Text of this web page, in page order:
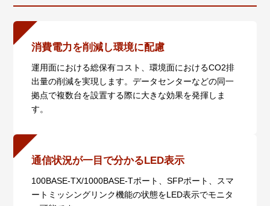
消費電力を削減し環境に配慮
運用面における総保有コスト、環境面におけるCO2排
出量の削減を実現します。データセンターなどの同一
拠点で複数台を設置する際に大きな効果を発揮しま
す。
通信状況が一目で分かるLED表示
100BASE-TX/1000BASE-Tポート、SFPポート、スマ
ートミッシングリンク機能の状態をLED表示でモニタ